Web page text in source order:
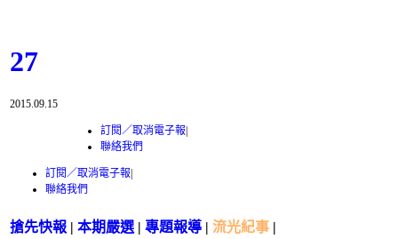
27
2015.09.15
訂閱／取消電子報|
聯絡我們
訂閱／取消電子報|
聯絡我們
搶先快報 | 本期嚴選 | 專題報導| 流光紀事 |